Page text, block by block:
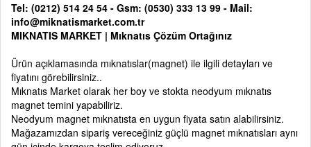
Tel: (0212) 514 24 54 - Gsm: (0530) 333 13 99 - Mail:
info@miknatismarket.com.tr
MIKNATIS MARKET | Mıknatıs Çözüm Ortağınız
Ürün açıklamasında mıknatıslar(magnet) ile ilgili detayları ve
fiyatını görebilirsiniz..
Mıknatıs Market olarak her boy ve stokta neodyum mıknatıs
magnet temini yapabiliriz.
Neodyum magnet mıknatısta en uygun fiyata satın alabilirsiniz.
Mağazamızdan sipariş vereceğiniz güçlü magnet mıknatısları aynı